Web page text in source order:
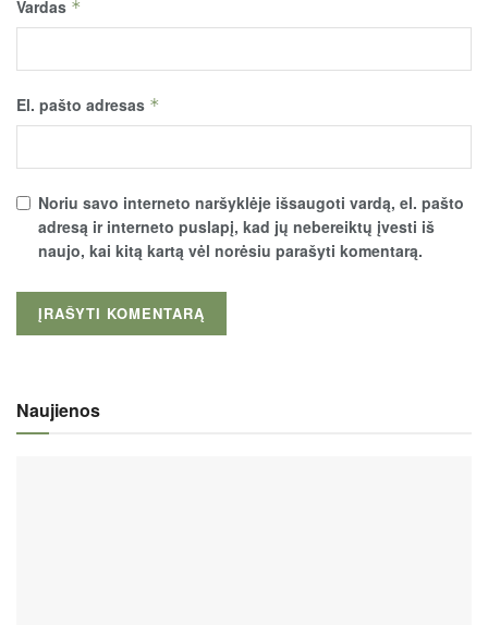
Vardas *
El. pašto adresas *
Noriu savo interneto naršyklėje išsaugoti vardą, el. pašto
adresą ir interneto puslapį, kad jų nebereiktų įvesti iš
naujo, kai kitą kartą vėl norėsiu parašyti komentarą.
Naujienos